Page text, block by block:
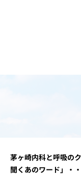
茅ヶ崎内科と呼吸の
聞くあのワード」・